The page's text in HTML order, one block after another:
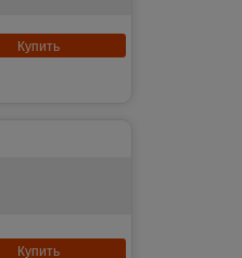
Купить
Купить